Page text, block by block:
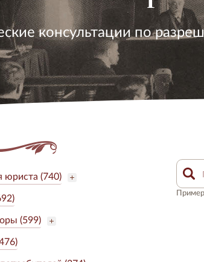
консультации по
юриста (740)
(599)